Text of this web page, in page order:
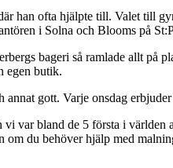
han ofta hjälpte till. Valet
i Solna och Blooms på
bageri så ramlade allt
egen butik.
gott. Varje onsdag
var bland de 5 första i
om du behöver hjälp med